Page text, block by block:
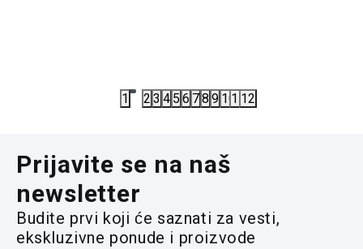
1 2 3 4 5 6 78 9 101112
Prijavite se na naš
newsletter
Budite prvi koji će saznati za vesti,
ekskluzivne ponude i proizvode